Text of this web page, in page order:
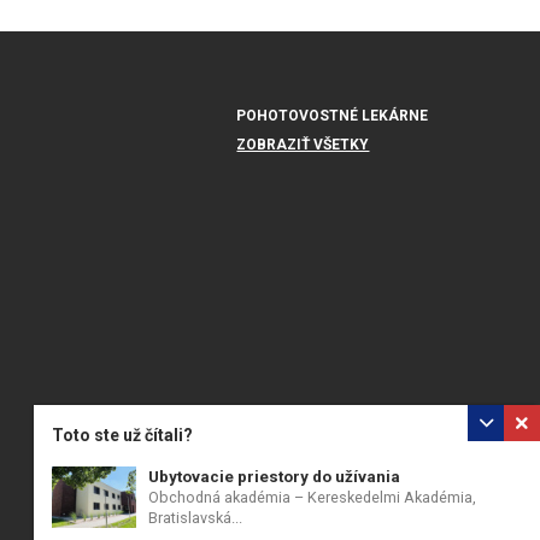
Toto ste už čítali?
Ubytovacie priestory do užívania
Obchodná akadémia – Kereskedelmi Akadémia,
Bratislavská...
POHOTOVOSTNÉ LEKÁRNE
ZOBRAZIŤ VŠETKY